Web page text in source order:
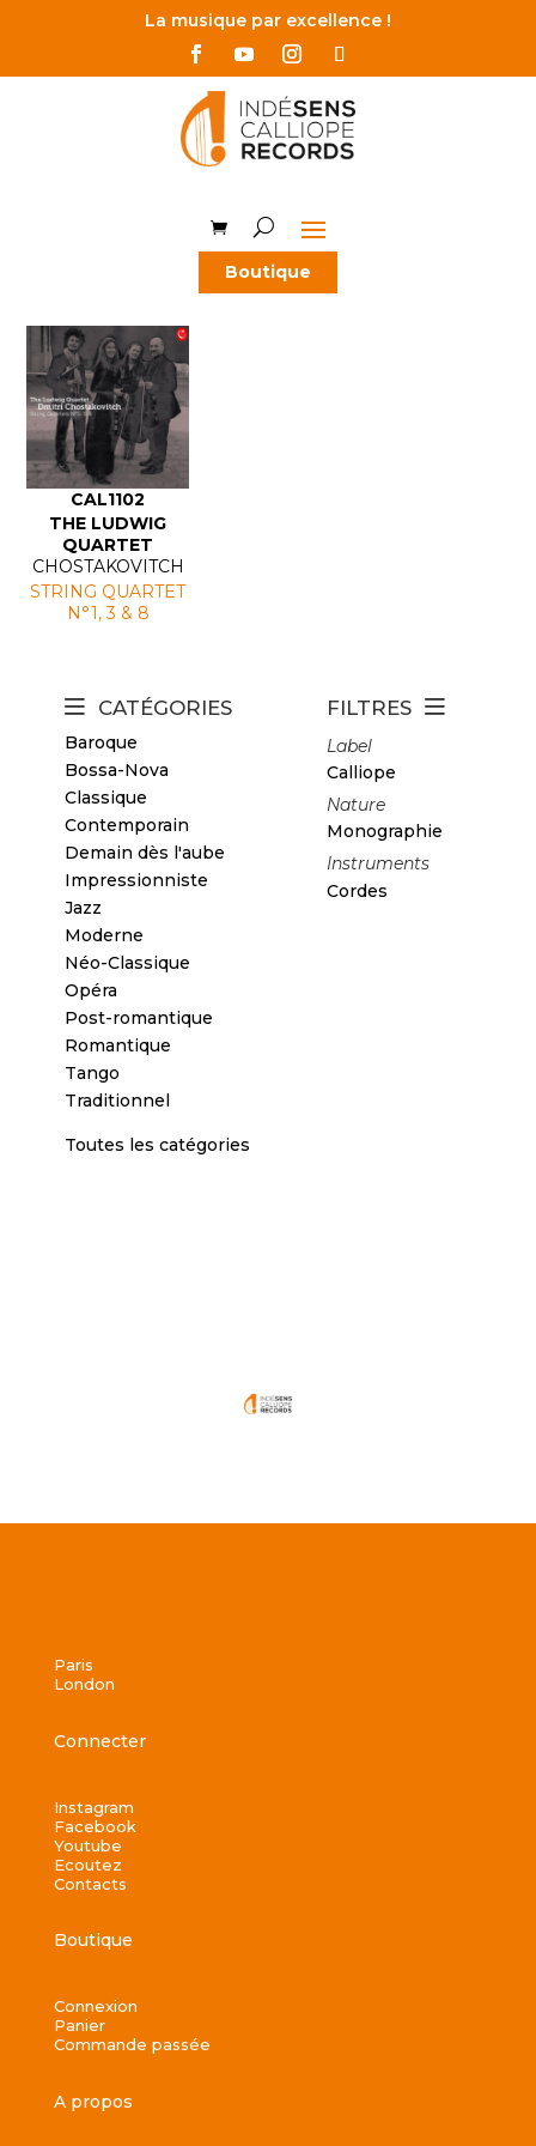
La musique par excellence !
Boutique
CATÉGORIES
Baroque
Bossa-Nova
Classique
Contemporain
Demain dès l'aube
Impressionniste
Jazz
Moderne
Néo-Classique
Opéra
Post-romantique
Romantique
Tango
Traditionnel
Toutes les catégories
CAL1102
THE LUDWIG
QUARTET
CHOSTAKOVITCH
STRING QUARTET
N°1, 3 & 8
FILTRES
Label
Calliope
Nature
Monographie
Instruments
Cordes
Paris
London
Connecter
Instagram
Facebook
Youtube
Ecoutez
Contacts
Boutique
Connexion
Panier
Commande passée
A propos